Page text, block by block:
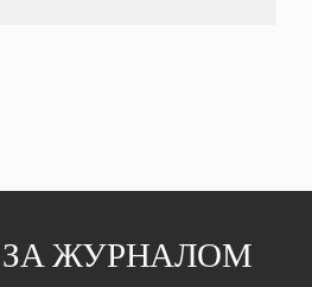
ЗА ЖУРНАЛОМ